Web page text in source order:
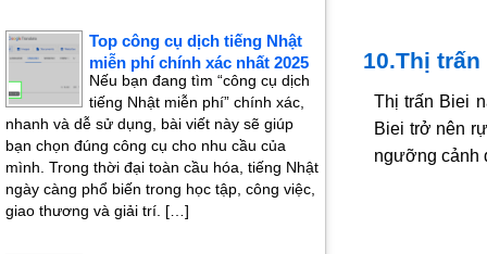
10.Thị trấn
Thị trấn Biei
Biei trở nên
ngưỡng cảnh
Top công cụ dịch tiếng Nhật
miễn phí chính xác nhất 2025
Nếu bạn đang tìm “công cụ dịch
tiếng Nhật miễn phí” chính xác,
nhanh và dễ sử dụng, bài viết này sẽ giúp
bạn chọn đúng công cụ cho nhu cầu của
mình. Trong thời đại toàn cầu hóa, tiếng Nhật
ngày càng phổ biến trong học tập, công việc,
giao thương và giải trí. […]